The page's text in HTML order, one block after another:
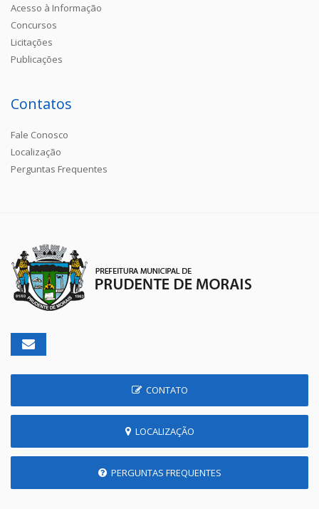
Acesso à Informação
Concursos
Licitações
Publicações
Contatos
Fale Conosco
Localização
Perguntas Frequentes
CONTATO
LOCALIZAÇÃO
PERGUNTAS FREQUENTES